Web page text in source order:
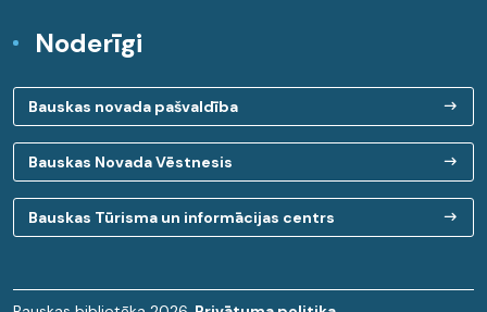
Noderīgi
Bauskas novada pašvaldība
Bauskas Novada Vēstnesis
Bauskas Tūrisma un informācijas centrs